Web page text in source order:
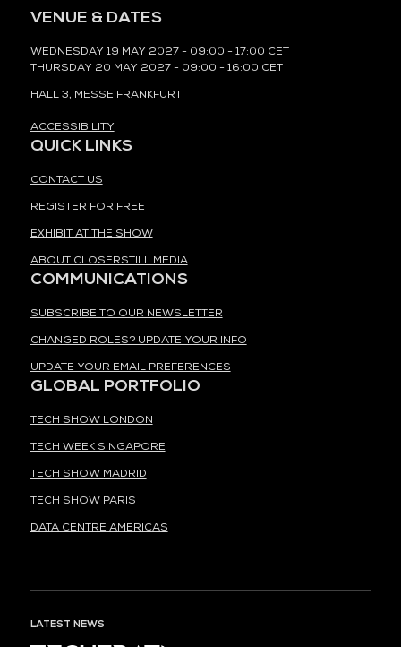
VENUE & DATES
WEDNESDAY 19 MAY 2027 - 09:00 - 17:00 CET
THURSDAY 20 MAY 2027 - 09:00 - 16:00 CET
HALL 3, MESSE FRANKFURT
ACCESSIBILITY
QUICK LINKS
CONTACT US
REGISTER FOR FREE
EXHIBIT AT THE SHOW
ABOUT CLOSERSTILL MEDIA
COMMUNICATIONS
SUBSCRIBE TO OUR NEWSLETTER
CHANGED ROLES? UPDATE YOUR INFO
UPDATE YOUR EMAIL PREFERENCES
GLOBAL PORTFOLIO
TECH SHOW LONDON
TECH WEEK SINGAPORE
TECH SHOW MADRID
TECH SHOW PARIS
DATA CENTRE AMERICAS
LATEST NEWS